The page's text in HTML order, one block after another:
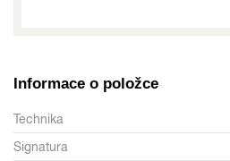
Informace o položce
Technika
Signatura